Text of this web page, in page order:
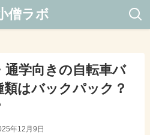
僧ラボ
通学向きの自転車バ
はバックパック？
年12月9日